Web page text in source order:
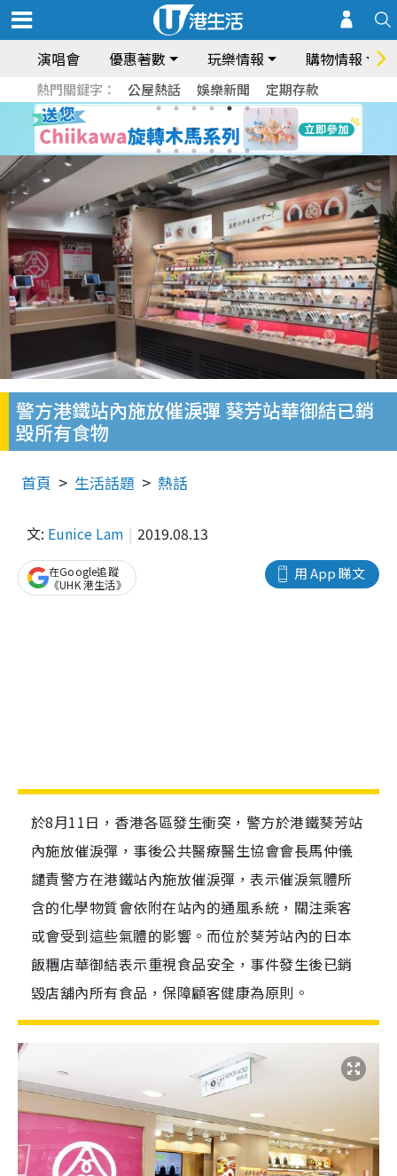
演唱會 優惠著數 玩樂情報 購物情報
熱門關鍵字： 公屋熱話 娛樂新聞 定期存款
警方港鐵站內施放催淚彈 葵芳站華御結已銷
毀所有食物
首頁 生活話題 熱話
文: Eunice Lam 2019.08.13
用 App 睇文
在Google追蹤
《UHK 港生活》
於8月11日，香港各區發生衝突，警方於港鐵葵芳站
內施放催淚彈，事後公共醫療醫生協會會長馬仲儀
譴責警方在港鐵站內施放催淚彈，表示催淚氣體所
含的化學物質會依附在站內的通風系統，關注乘客
或會受到這些氣體的影響。而位於葵芳站內的日本
飯糰店華御結表示重視食品安全，事件發生後已銷
毀店舖內所有食品，保障顧客健康為原則。